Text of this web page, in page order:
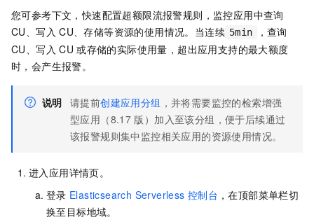
您可参考下文，快速配置超额限流报警规则，监控应用中查询
CU、写入 CU、存储等资源的使用情况。当连续 5min
，查询
CU、写入 CU 或存储的实际使用量，超出应用支持的最大额度
时，会产生报警。
说明 请提前创建应用分组 ，并将需要监控的检索增强
型应用（8.17 版）加入至该分组，便于后续通过
该报警规则集中监控相关应用的资源使用情况。
进入应用详情页。
登录 Elasticsearch Serverless 控制台 ，在顶部菜单栏切
换至目标地域。